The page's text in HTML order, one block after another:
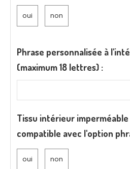
oui non
Phrase personnalisée à
(maximum 18 lettres) :
Tissu intérieur
compatible avec l'option
oui non